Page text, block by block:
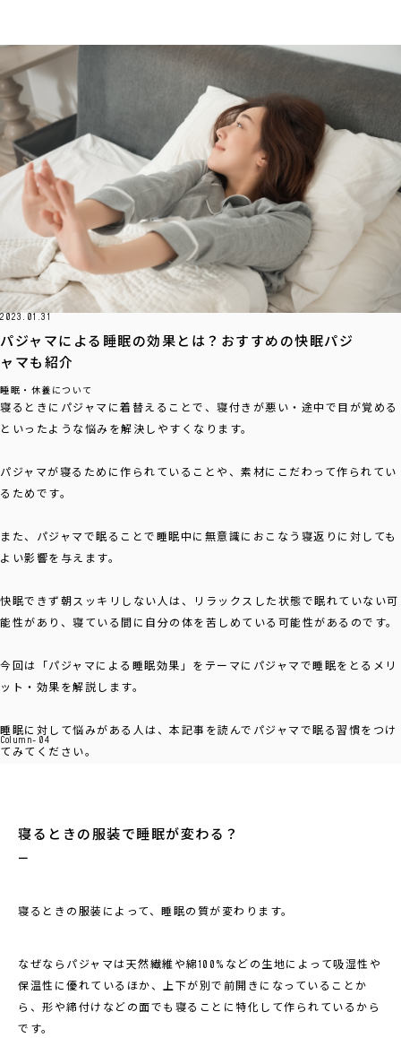
2023.01.31
パジャマによる睡眠の効果とは？おすすめの快眠パジ
ャマも紹介
睡眠・休養について
寝るときにパジャマに着替えることで、寝付きが悪い・途中で目が覚める
といったような悩みを解決しやすくなります。
パジャマが寝るために作られていることや、素材にこだわって作られてい
るためです。
また、パジャマで眠ることで睡眠中に無意識におこなう寝返りに対しても
よい影響を与えます。
快眠できず朝スッキリしない人は、リラックスした状態で眠れていない可
能性があり、寝ている間に自分の体を苦しめている可能性があるのです。
今回は「パジャマによる睡眠効果」をテーマにパジャマで睡眠をとるメリ
ット・効果を解説します。
睡眠に対して悩みがある人は、本記事を読んでパジャマで眠る習慣をつけ
てみてください。
Column- 04
寝るときの服装で睡眠が変わる？
寝るときの服装によって、睡眠の質が変わります。
なぜならパジャマは天然繊維や綿100%などの生地によって吸湿性や
保温性に優れているほか、上下が別で前開きになっていることか
ら、形や締付けなどの面でも寝ることに特化して作られているから
です。